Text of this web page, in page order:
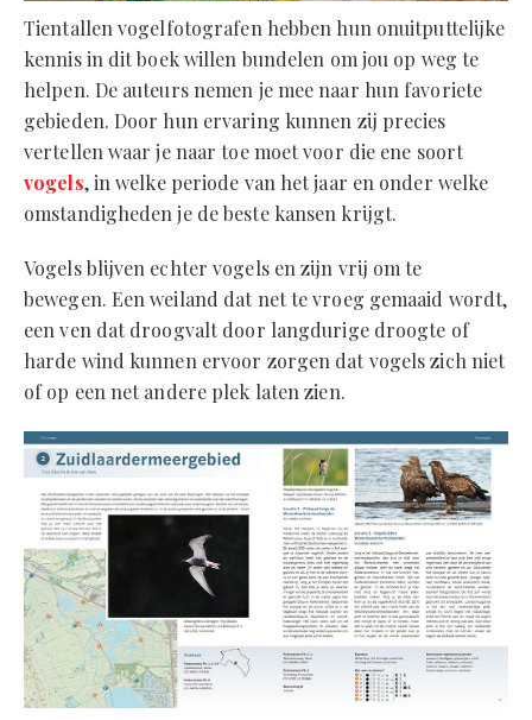
Tientallen vogelfotografen hebben hun onuitputtelijke
kennis in dit boek willen bundelen om jou op weg te
helpen. De auteurs nemen je mee naar hun favoriete
gebieden. Door hun ervaring kunnen zij precies
vertellen waar je naar toe moet voor die ene soort
vogels, in welke periode van het jaar en onder welke
omstandigheden je de beste kansen krijgt.
Vogels blijven echter vogels en zijn vrij om te
bewegen. Een weiland dat net te vroeg gemaaid wordt,
een ven dat droogvalt door langdurige droogte of
harde wind kunnen ervoor zorgen dat vogels zich niet
of op een net andere plek laten zien.